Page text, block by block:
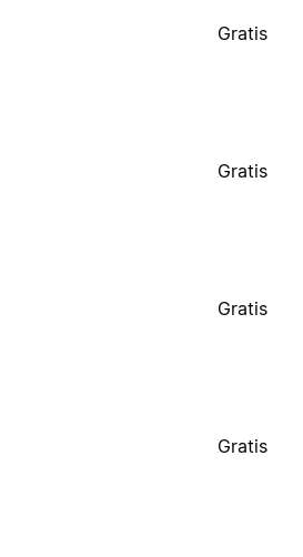
Gratis
Gratis
Gratis
Gratis